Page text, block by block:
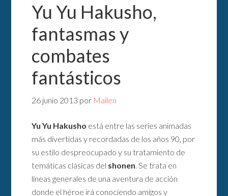
Yu Yu Hakusho,
fantasmas y
combates
fantásticos
26 junio 2013 por Mailen
Yu Yu Hakusho está entre las series animadas
más divertidas y recordadas de los años 90, por
su estilo despreocupado y su tratamiento de
temáticas clásicas del shonen. Se trata en
líneas generales de una aventura de acción
donde el héroe irá conociendo amigos y